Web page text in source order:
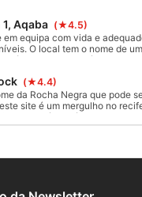
da experiência pode, quer
o mesmo lado ou fazer um
fazer do tanque a sua
Aqaba (★4.5)
em equipa com vida e
O local tem o nome de
branca no início do
e, supostamente, o maior coral
Médio Oriente.
(★4.4)
da Rocha Negra que pode
site é um mergulho no
subaquática, é adequado
mergulhador. Um mergulho
seu tempo, muito para ser